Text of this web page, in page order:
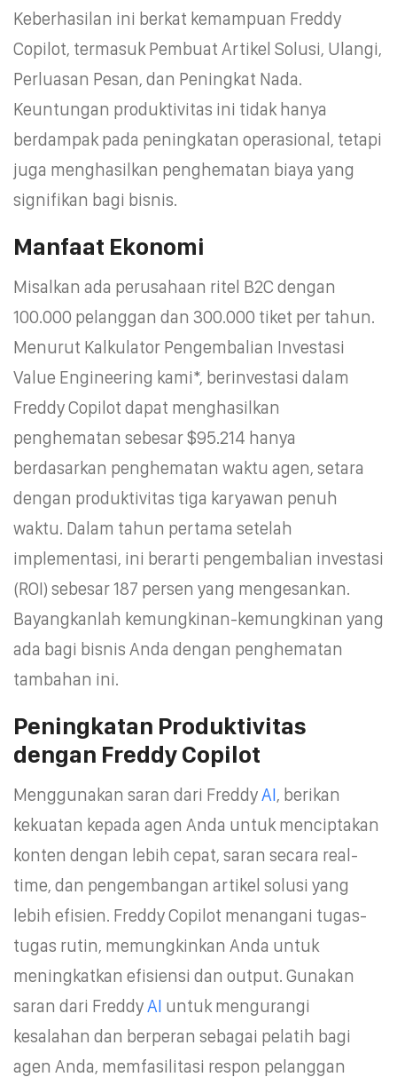
Keberhasilan ini berkat kemampuan Freddy
Copilot, termasuk Pembuat Artikel Solusi, Ulangi,
Perluasan Pesan, dan Peningkat Nada.
Keuntungan produktivitas ini tidak hanya
berdampak pada peningkatan operasional, tetapi
juga menghasilkan penghematan biaya yang
signifikan bagi bisnis.
Manfaat Ekonomi
Misalkan ada perusahaan ritel B2C dengan
100.000 pelanggan dan 300.000 tiket per tahun.
Menurut Kalkulator Pengembalian Investasi
Value Engineering kami*, berinvestasi dalam
Freddy Copilot dapat menghasilkan
penghematan sebesar $95.214 hanya
berdasarkan penghematan waktu agen, setara
dengan produktivitas tiga karyawan penuh
waktu. Dalam tahun pertama setelah
implementasi, ini berarti pengembalian investasi
(ROI) sebesar 187 persen yang mengesankan.
Bayangkanlah kemungkinan-kemungkinan yang
ada bagi bisnis Anda dengan penghematan
tambahan ini.
Peningkatan Produktivitas
dengan Freddy Copilot
Menggunakan saran dari FreddyAI, berikan
kekuatan kepada agen Anda untuk menciptakan
konten dengan lebih cepat, saran secara real-
time, dan pengembangan artikel solusi yang
lebih efisien. Freddy Copilot menangani tugas-
tugas rutin, memungkinkan Anda untuk
meningkatkan efisiensi dan output. Gunakan
saran dari FreddyAI untuk mengurangi
kesalahan dan berperan sebagai pelatih bagi
agen Anda, memfasilitasi respon pelanggan